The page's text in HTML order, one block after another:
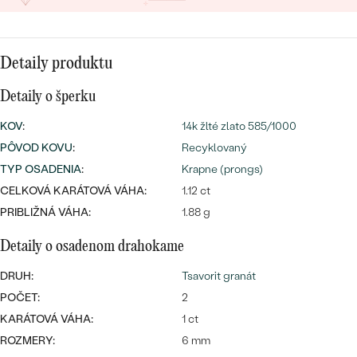
Najpredávanejšie
svadobné
obrúčky
PREZRIEŤ
DRAHOKAM
PODĽA MATERIÁLU
PLATINA
STRIEBRO
S LAB GROWN DIAMANTMI
S PERLAMI
PERSONALIZOVANÉ
MINIMALISTICKÉ
PODĽA PRÍLEŽITOSTI
PODĽA FARBY
LUXUSNÉ
LUXUSNÉ
Detaily produktu
Detaily o šperku
KOV:
14k žlté zlato 585/1000
PÔVOD KOVU:
Recyklovaný
TYP OSADENIA:
Krapne (prongs)
CELKOVÁ KARÁTOVÁ VÁHA:
1.12 ct
PRIBLIŽNÁ VÁHA:
1.88 g
Detaily o osadenom drahokame
DRUH:
Tsavorit granát
POČET:
2
KARÁTOVÁ VÁHA:
1 ct
ROZMERY:
6 mm